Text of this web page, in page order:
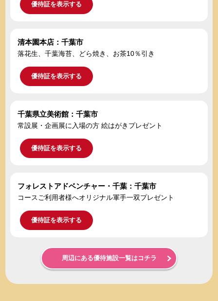
優待証を表示する
清本園本店：千葉市
落花生、千葉海苔、どら焼き、お茶10％引き
優待証を表示する
千葉県立美術館：千葉市
常設展・企画展に入場の方 絵はがきプレゼント
優待証を表示する
フォレストアドベンチャー・千葉：千葉市
コースご利用者様へオリジナル軍手一双プレゼント
優待証を表示する
周辺にある優待施設一覧はコチラ